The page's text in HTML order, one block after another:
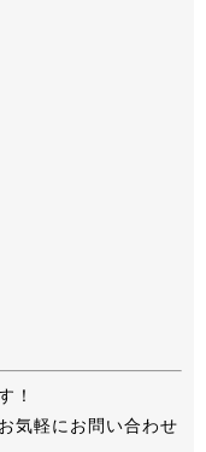
！
気軽にお問い合わせ